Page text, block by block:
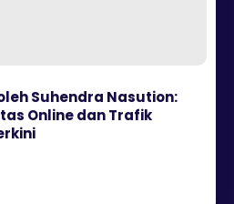
Suhendra Nasution:
Online dan Trafik